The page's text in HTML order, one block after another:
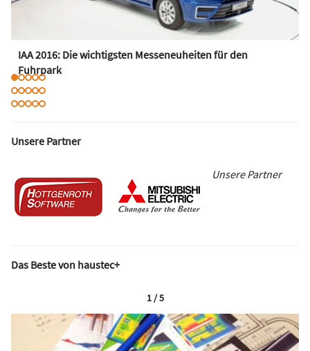
IAA 2016: Die wichtigsten Messeneuheiten für den
Fuhrpark
Unsere Partner
Unsere Partner
Das Beste von haustec+
1 / 5